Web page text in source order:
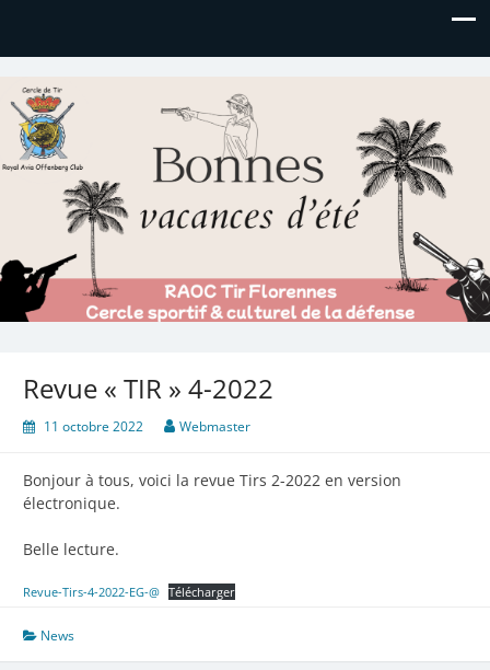
Royal AOC Florennes
Section TIR de l'AVIA
Revue « TIR » 4-2022
11 octobre 2022 Webmaster
Bonjour à tous, voici la revue Tirs 2-2022 en version
électronique.
Belle lecture.
Revue-Tirs-4-2022-EG-@ Télécharger
News